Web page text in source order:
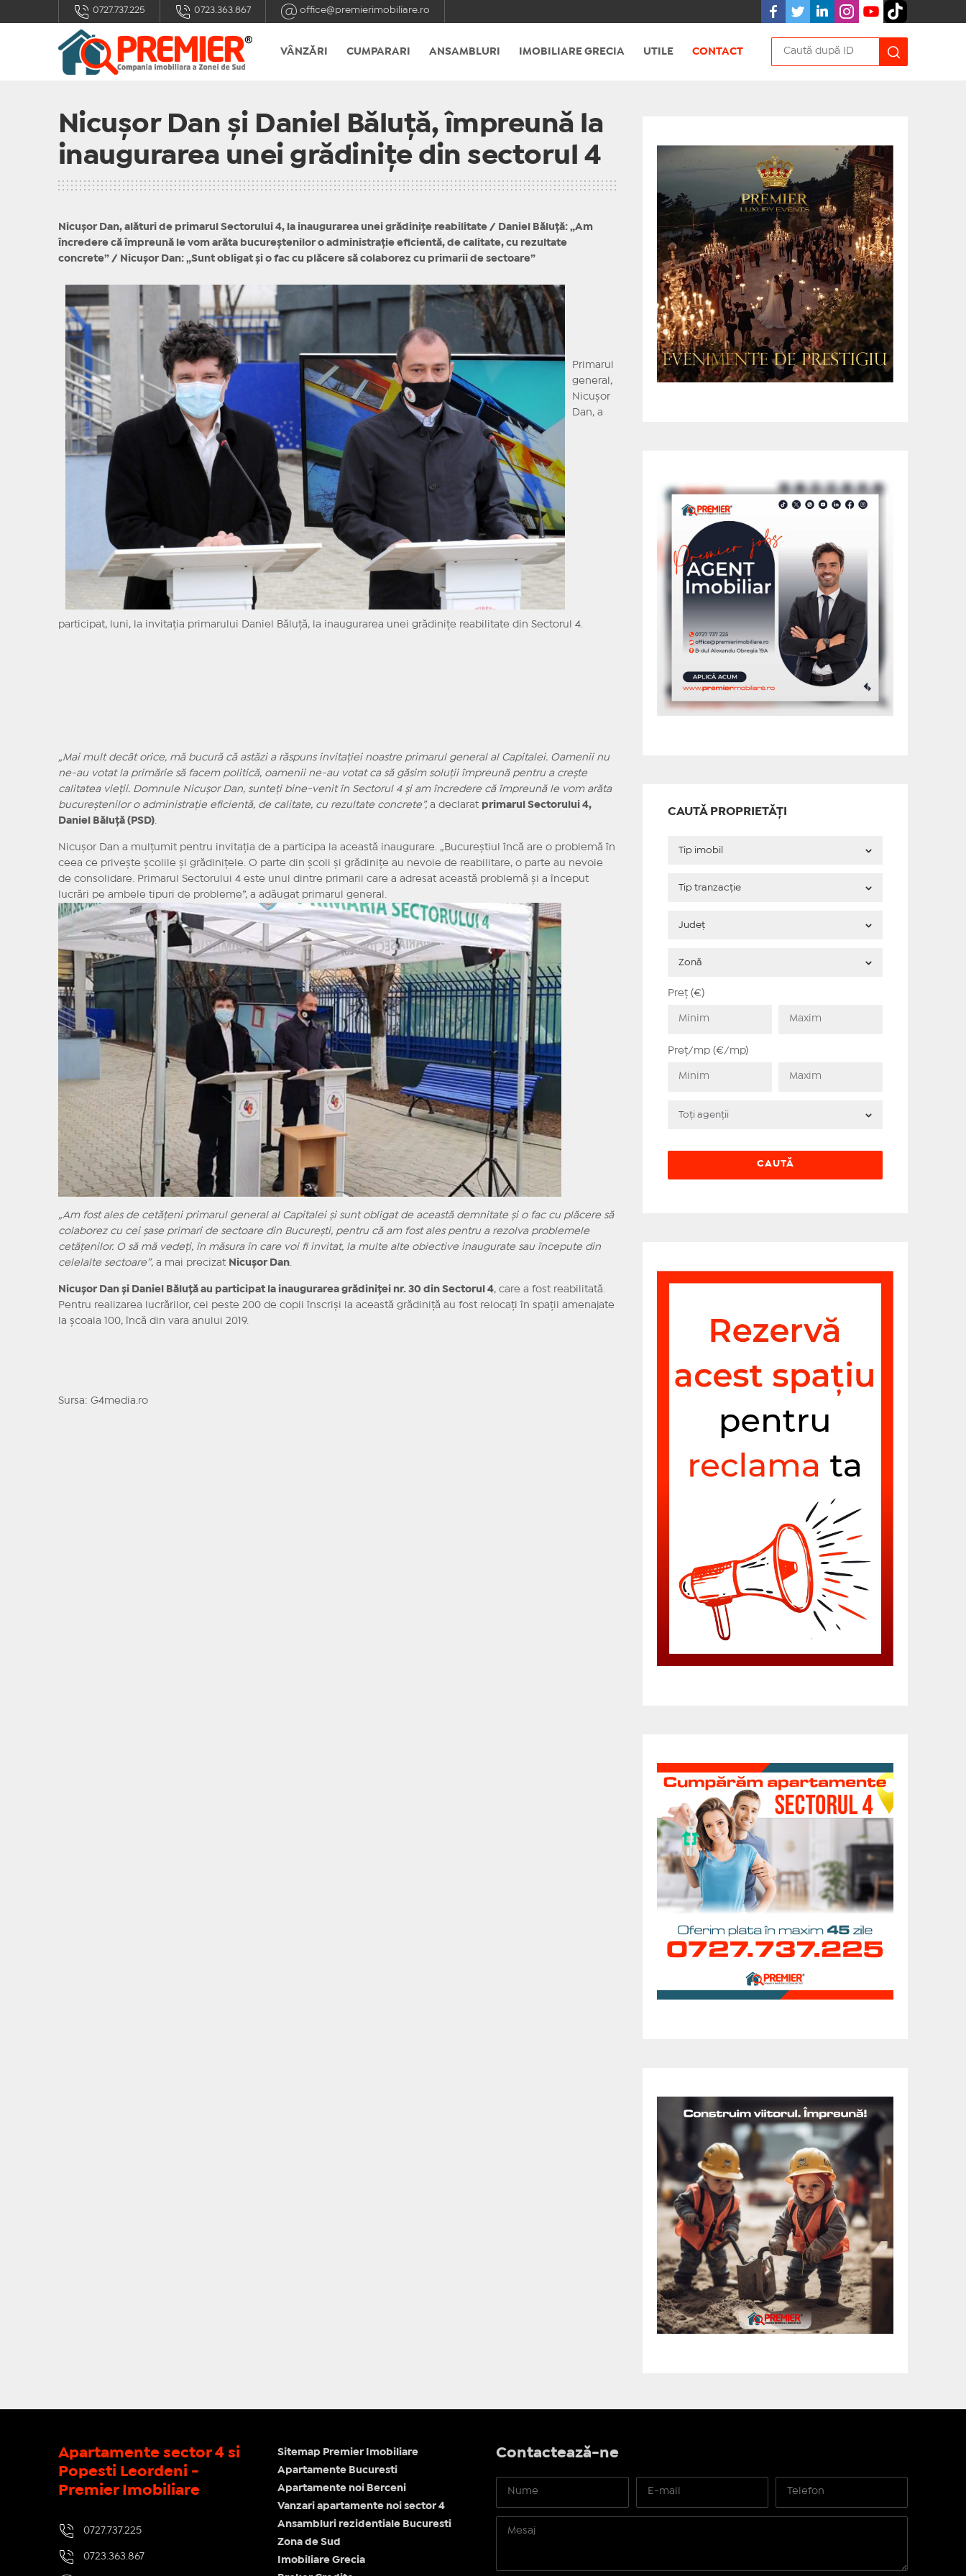
0727.737.225 0723.363.867 office@premierimobiliare.ro
VÂNZĂRI CUMPARARI ANSAMBLURI IMOBILIARE GRECIA UTILE CONTACT
Nicușor Dan și Daniel Băluță, împreună la
inaugurarea unei grădinițe din sectorul 4
Nicușor Dan, alături de primarul Sectorului 4, la inaugurarea unei grădinițe reabilitate / Daniel Băluță: „Am
încredere că împreună le vom arăta bucureștenilor o administrație eficientă, de calitate, cu rezultate
concrete” / Nicușor Dan: „Sunt obligat și o fac cu plăcere să colaborez cu primarii de sectoare”
Primarul
general,
Nicușor
Dan, a
participat, luni, la invitația primarului Daniel Băluță, la inaugurarea unei grădinițe reabilitate din Sectorul 4.
„Mai mult decât orice, mă bucură că astăzi a răspuns invitației noastre primarul general al Capitalei. Oamenii nu
ne-au votat la primărie să facem politică, oamenii ne-au votat ca să găsim soluții împreună pentru a crește
calitatea vieții. Domnule Nicușor Dan, sunteți bine-venit în Sectorul 4 și am încredere că împreună le vom arăta
bucureștenilor o administrație eficientă, de calitate, cu rezultate concrete”,a declarat primarul Sectorului 4,
Daniel Băluță (PSD).
Nicușor Dan a mulțumit pentru invitația de a participa la această inaugurare. „Bucureștiul încă are o problemă în
ceea ce privește școlile și grădinițele. O parte din școli și grădinițe au nevoie de reabilitare, o parte au nevoie
de consolidare. Primarul Sectorului 4 este unul dintre primarii care a adresat această problemă și a început
lucrări pe ambele tipuri de probleme”, a adăugat primarul general.
„Am fost ales de cetățeni primarul general al Capitalei și sunt obligat de această demnitate și o fac cu plăcere să
colaborez cu cei șase primari de sectoare din București, pentru că am fost ales pentru a rezolva problemele
cetățenilor. O să mă vedeți, în măsura în care voi fi invitat, la multe alte obiective inaugurate sau începute din
celelalte sectoare”, a mai precizat Nicușor Dan.
Nicușor Dan și Daniel Băluță au participat la inaugurarea grădiniței nr. 30 din Sectorul 4, care a fost reabilitată.
Pentru realizarea lucrărilor, cei peste 200 de copii înscriși la această grădiniță au fost relocați în spații amenajate
la școala 100, încă din vara anului 2019.
Sursa: G4media.ro
CAUTĂ PROPRIETĂȚI
Preț (€)
Preț/mp (€/mp)
Apartamente sector 4 si
Popesti Leordeni -
Premier Imobiliare
0727.737.225
0723.363.867
Sitemap Premier Imobiliare
Apartamente Bucuresti
Apartamente noi Berceni
Vanzari apartamente noi sector 4
Ansambluri rezidentiale Bucuresti
Zona de Sud
Imobiliare Grecia
Contactează-ne